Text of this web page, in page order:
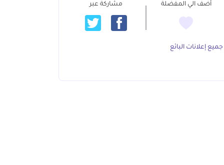
أضف الي المفضلة مشاركة عبر
جميع إعلانات البائع